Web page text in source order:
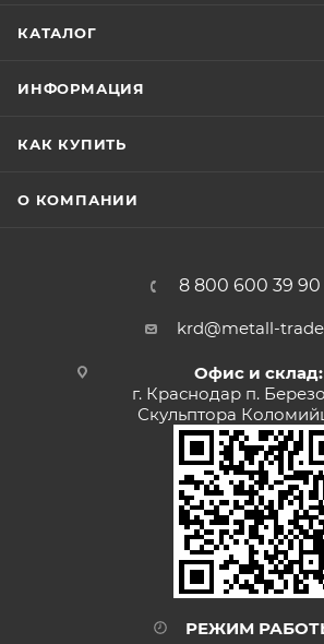
КАТАЛОГ
ИНФОРМАЦИЯ
КАК КУПИТЬ
О КОМПАНИИ
8 800 600 39 90
krd@metall-
Офис и склад:
г. Краснодар п.
Скульптора
РЕЖИМ